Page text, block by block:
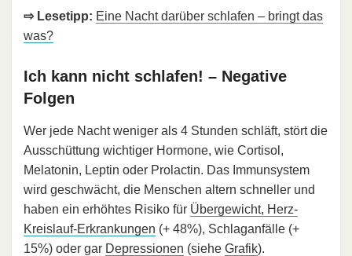
⇨ Lesetipp: Eine Nacht darüber schlafen – bringt das
was?
Ich kann nicht schlafen! – Negative
Folgen
Wer jede Nacht weniger als 4 Stunden schläft, stört die
Ausschüttung wichtiger Hormone, wie Cortisol,
Melatonin, Leptin oder Prolactin. Das Immunsystem
wird geschwächt, die Menschen altern schneller und
haben ein erhöhtes Risiko für Übergewicht, Herz-
Kreislauf-Erkrankungen (+ 48%), Schlaganfälle (+
15%) oder gar Depressionen (siehe Grafik).